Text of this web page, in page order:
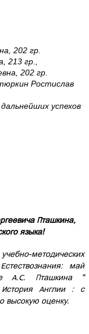
202 гр.
гр.,
202 гр.
успехов
Пташкина,
языка!
методических
май
А.С. Пташкина "
История Англии : с
высокую оценку.